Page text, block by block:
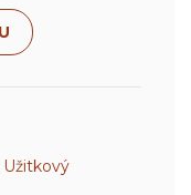
Užitkový